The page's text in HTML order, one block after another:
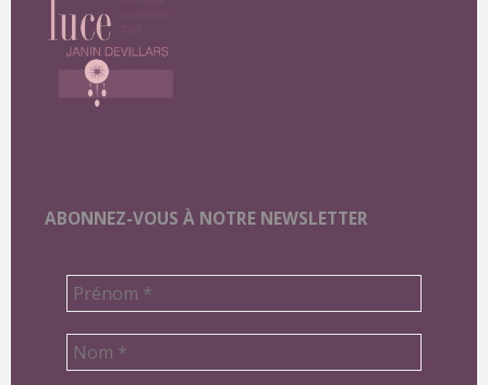
blog-
des
publications
ABONNEZ-VOUS À NOTRE NEWSLETTER